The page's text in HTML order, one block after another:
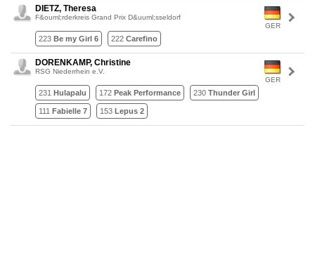
GER
DIETZ, Theresa
F&ouml;rderkreis Grand Prix D&uuml;sseldorf
223 Be my Girl 6 222 Carefino
GER
DORENKAMP, Christine
RSG Niederrhein e.V.
231 Hulapalu 172 Peak Performance 230 Thunder Girl
111 Fabielle 7 153 Lepus 2